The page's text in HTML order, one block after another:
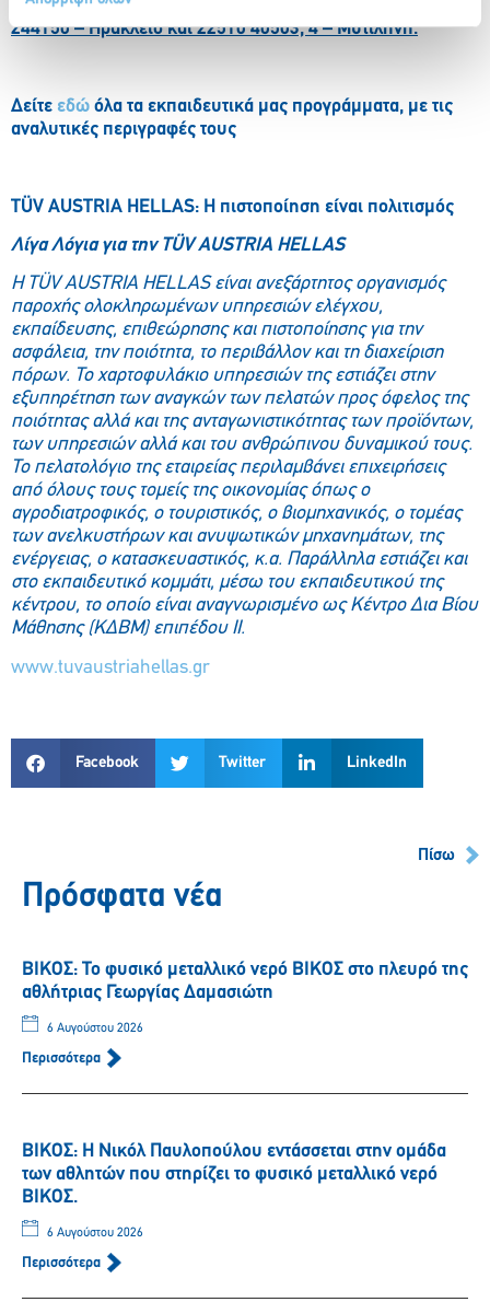
5220920 – Αθήνα, 2310 471360 – Θεσσαλονίκη, 2810
244150 – Ηράκλειο και 22510 40503, 4 – Μυτιλήνη.
Δείτε εδώ όλα τα εκπαιδευτικά μας προγράμματα, με τις
αναλυτικές περιγραφές τους
TÜV AUSTRIA HELLAS: Η πιστοποίηση είναι πολιτισμός
Λίγα Λόγια για την TÜV AUSTRIA HELLAS
H TÜV AUSTRIA HELLAS είναι ανεξάρτητος οργανισμός
παροχής ολοκληρωμένων υπηρεσιών ελέγχου,
εκπαίδευσης, επιθεώρησης και πιστοποίησης για την
ασφάλεια, την ποιότητα, το περιβάλλον και τη διαχείριση
πόρων. Το χαρτοφυλάκιο υπηρεσιών της εστιάζει στην
εξυπηρέτηση των αναγκών των πελατών προς όφελος της
ποιότητας αλλά και της ανταγωνιστικότητας των προϊόντων,
των υπηρεσιών αλλά και του ανθρώπινου δυναμικού τους.
Το πελατολόγιο της εταιρείας περιλαμβάνει επιχειρήσεις
από όλους τους τομείς της οικονομίας όπως ο
αγροδιατροφικός, ο τουριστικός, ο βιομηχανικός, ο τομέας
των ανελκυστήρων και ανυψωτικών μηχανημάτων, της
ενέργειας, ο κατασκευαστικός, κ.α. Παράλληλα εστιάζει και
στο εκπαιδευτικό κομμάτι, μέσω του εκπαιδευτικού της
κέντρου, το οποίο είναι αναγνωρισμένο ως Κέντρο Δια Βίου
Μάθησης (ΚΔΒΜ) επιπέδου ΙΙ.
www.tuvaustriahellas.gr
Facebook Twitter LinkedIn
Πίσω
Πρόσφατα νέα
ΒΙΚΟΣ: Το φυσικό μεταλλικό νερό ΒΙΚΟΣ στο πλευρό της
αθλήτριας Γεωργίας Δαμασιώτη
6 Αυγούστου 2026
Περισσότερα
ΒΙΚΟΣ: Η Νικόλ Παυλοπούλου εντάσσεται στην ομάδα
των αθλητών που στηρίζει το φυσικό μεταλλικό νερό
ΒΙΚΟΣ.
6 Αυγούστου 2026
Περισσότερα